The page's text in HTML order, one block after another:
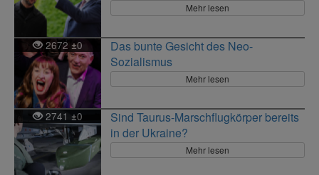
Mehr lesen
2672±0
Das bunte Gesicht des Neo-
Sozialismus
Mehr lesen
2741±0
Sind Taurus-Marschflugkörper bereits
in der Ukraine?
Mehr lesen